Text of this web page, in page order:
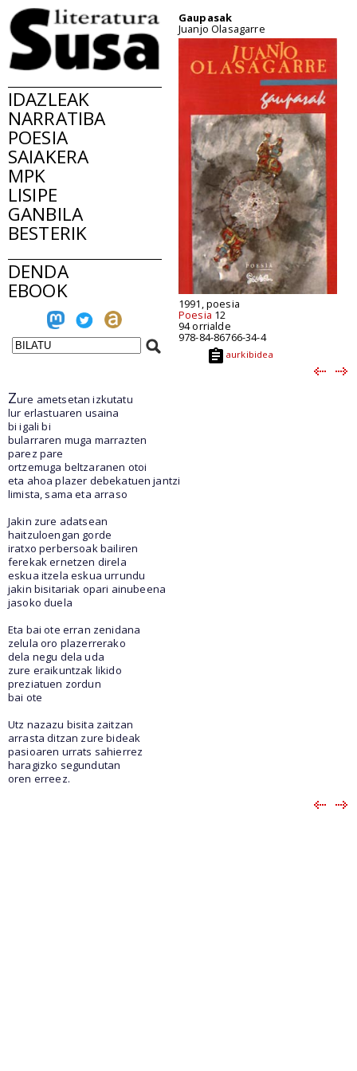
IDAZLEAK
NARRATIBA
POESIA
SAIAKERA
MPK
LISIPE
GANBILA
BESTERIK
DENDA
EBOOK
Gaupasak
Juanjo Olasagarre
1991, poesia
Poesia 12
94 orrialde
978-84-86766-34-4
aurkibidea
Zure ametsetan izkutatu
lur erlastuaren usaina
bi igali bi
bularraren muga marrazten
parez pare
ortzemuga beltzaranen otoi
eta ahoa plazer debekatuen jantzi
limista, sama eta arraso
Jakin zure adatsean
haitzuloengan gorde
iratxo perbersoak bailiren
ferekak ernetzen direla
eskua itzela eskua urrundu
jakin bisitariak opari ainubeena
jasoko duela
Eta bai ote erran zenidana
zelula oro plazerrerako
dela negu dela uda
zure eraikuntzak likido
preziatuen zordun
bai ote
Utz nazazu bisita zaitzan
arrasta ditzan zure bideak
pasioaren urrats sahierrez
haragizko segundutan
oren erreez.